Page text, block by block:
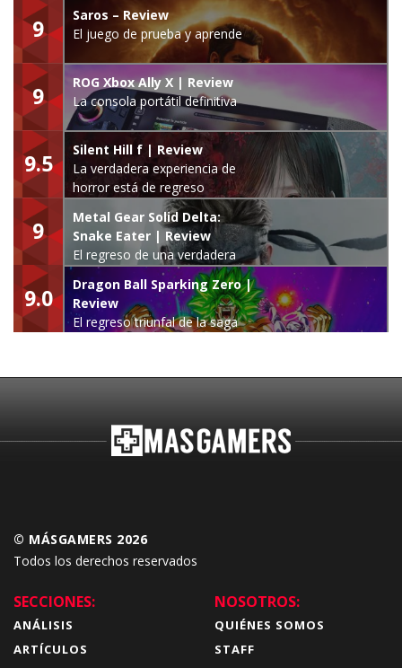
9
Saros – Review
El juego de prueba y aprende
9
ROG Xbox Ally X | Review
La consola portátil definitiva
9.5
Silent Hill f | Review
La verdadera experiencia de
horror está de regreso
9
Metal Gear Solid Delta:
Snake Eater | Review
El regreso de una verdadera
leyenda
9.0
Dragon Ball Sparking Zero |
Review
El regreso triunfal de la saga
© MÁSGAMERS 2026
Todos los derechos reservados
SECCIONES:
ANÁLISIS
ARTÍCULOS
NOSOTROS:
QUIÉNES SOMOS
STAFF